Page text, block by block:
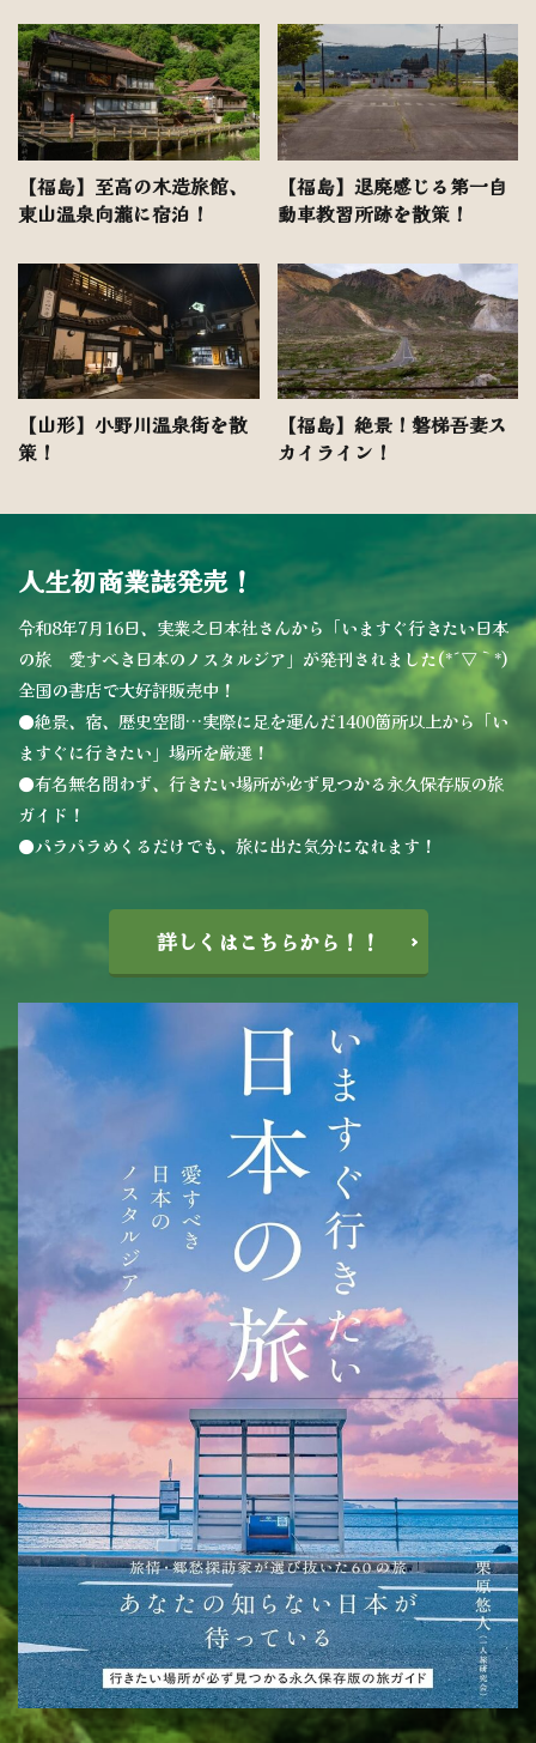
【福島】至高の木造旅館、
東山温泉向瀧に宿泊！
【福島】退廃感じる第一自
動車教習所跡を散策！
【山形】小野川温泉街を散
策！
【福島】絶景！磐梯吾妻ス
カイライン！
人生初商業誌発売！
令和8年7月16日、実業之日本社さんから「いますぐ行きたい日本
の旅 愛すべき日本のノスタルジア」が発刊されました(*´▽｀*)
全国の書店で大好評販売中！
●絶景、宿、歴史空間…実際に足を運んだ1400箇所以上から「い
ますぐに行きたい」場所を厳選！
●有名無名問わず、行きたい場所が必ず見つかる永久保存版の旅
ガイド！
●パラパラめくるだけでも、旅に出た気分になれます！
詳しくはこちらから！！